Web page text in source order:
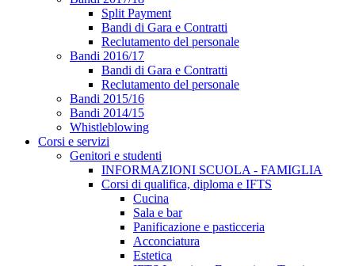
Split Payment
Bandi di Gara e Contratti
Reclutamento del personale
Bandi 2016/17
Bandi di Gara e Contratti
Reclutamento del personale
Bandi 2015/16
Bandi 2014/15
Whistleblowing
Corsi e servizi
Genitori e studenti
INFORMAZIONI SCUOLA - FAMIGLIA
Corsi di qualifica, diploma e IFTS
Cucina
Sala e bar
Panificazione e pasticceria
Acconciatura
Estetica